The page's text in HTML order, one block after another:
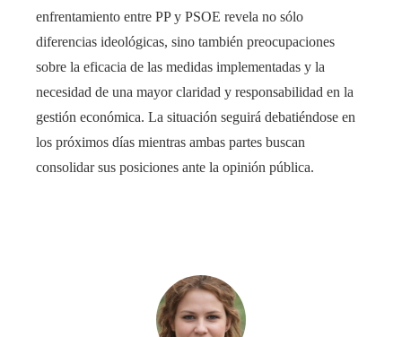
enfrentamiento entre PP y PSOE revela no sólo
diferencias ideológicas, sino también preocupaciones
sobre la eficacia de las medidas implementadas y la
necesidad de una mayor claridad y responsabilidad en la
gestión económica. La situación seguirá debatiéndose en
los próximos días mientras ambas partes buscan
consolidar sus posiciones ante la opinión pública.